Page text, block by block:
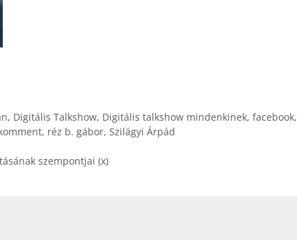
, Digitális Talkshow, Digitális talkshow mindenkinek, facebook,
, réz b. gábor, Szilágyi Árpád
szempontjai (x)